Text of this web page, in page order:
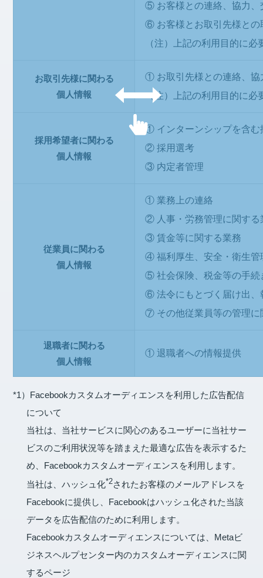
⑤ お客様との連絡、協力
⑥ お客様とお取引先様と
（注）上記の利用目的に
お取引先様に関わる
個人情報
① お取引先様との連絡、
（注）上記の利用目的に必
採用希望者に関わる
個人情報
① インターンシップを含
② 採用選考
③ 内定者管理
従業員に関わる
個人情報
① 業務上の連絡
② 人事・労務管理に関する
③ 賃金等に関する業務
④ 福利厚生、安全・衛生
⑤ 社会保険、税金等の手続
⑥ 法令にもとづく届け出
⑦ その他従業員等の管理に
退職者に関わる
個人情報
① 退職者への情報提供
*1）Facebookカスタムオーディエンスを利用した広告配信
について
当社は、当社サービスに関心のあるユーザーに当社サー
ビスのご利用状況等を踏まえた最適な広告を表示するた
め、Facebookカスタムオーディエンスを利用します。
当社は、ハッシュ化*2されたお客様のメールアドレスを
Facebookに提供し、Facebookはハッシュ化された当該
データを広告配信のために利用します。
Facebookカスタムオーディエンスについては、Metaビ
ジネスヘルプセンター内のカスタムオーディエンスに関
するページ